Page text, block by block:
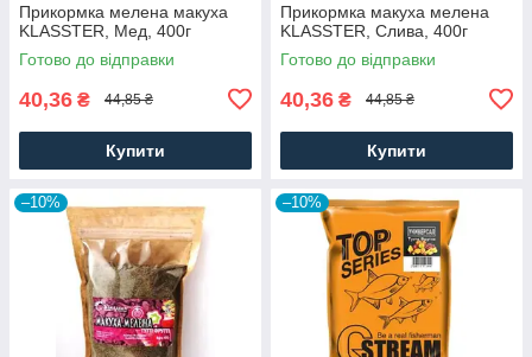
Прикормка мелена макуха
KLASSTER, Мед, 400г
Готово до відправки
40,36 ₴ 44,85 ₴
Купити
Прикормка макуха мелена
KLASSTER, Слива, 400г
Готово до відправки
40,36 ₴ 44,85 ₴
Купити
–10% –10%